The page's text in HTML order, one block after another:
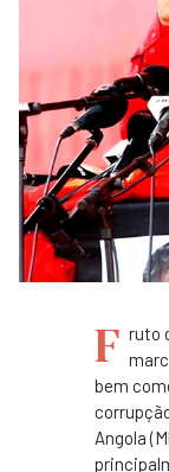
F ruto
bem
Angola